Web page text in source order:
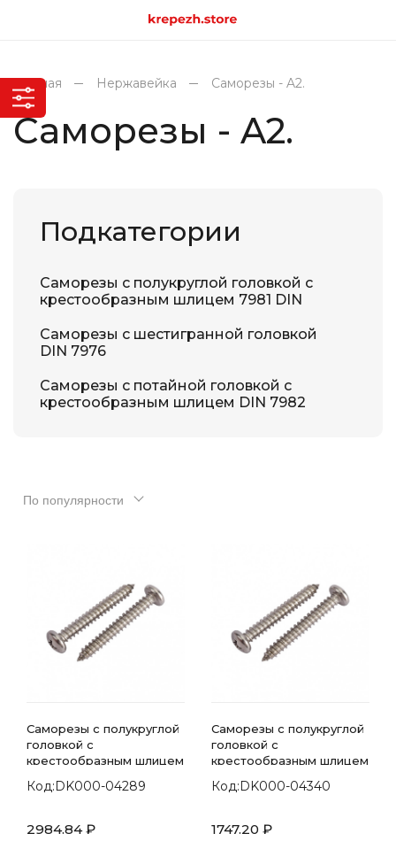
Главная Нержавейка Саморезы - A2.
Саморезы - A2.
Подкатегории
Саморезы с полукруглой головкой с
крестообразным шлицем 7981 DIN
Саморезы с шестигранной головкой
DIN 7976
Саморезы с потайной головкой с
крестообразным шлицем DIN 7982
По популярности
Саморезы с полукруглой
головкой с
крестообразным шлицем
Код:DK000-04289
2984.84 ₽
Саморезы с полукруглой
головкой с
крестообразным шлицем
Код:DK000-04340
1747.20 ₽